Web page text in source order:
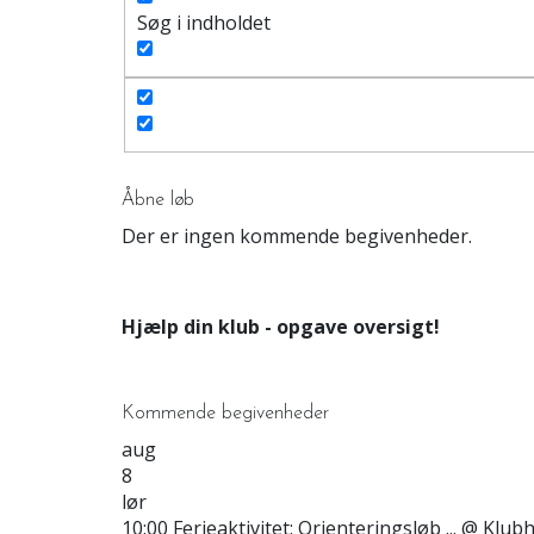
Søg i indholdet
Åbne løb
Der er ingen kommende begivenheder.
Hjælp din klub - opgave oversigt!
Kommende begivenheder
aug
8
lør
10:00 Ferieaktivitet: Orienteringsløb ... @